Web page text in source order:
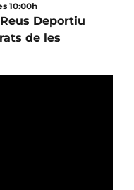
10:00h
Deportiu
de les